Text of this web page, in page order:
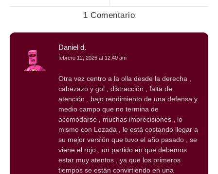
1 Comentario
Daniel d.
febrero 12, 2026 at 12:40 am
Otra vez centro a la olla desde la derecha ,
cabezazo y gol , distracción , falta de
atención , bajo rendimiento de una defensa y
medio campo que no termina de
acomodarse , muchas imprecisiones , lo
mismo con Lozada , le está costando llegar a
su mejor versión que tuvo el año pasado , se
viene el rojo , un partido en que debemos
estar muy atentos , ya que los primeros
tiempos se están convirtiendo en una